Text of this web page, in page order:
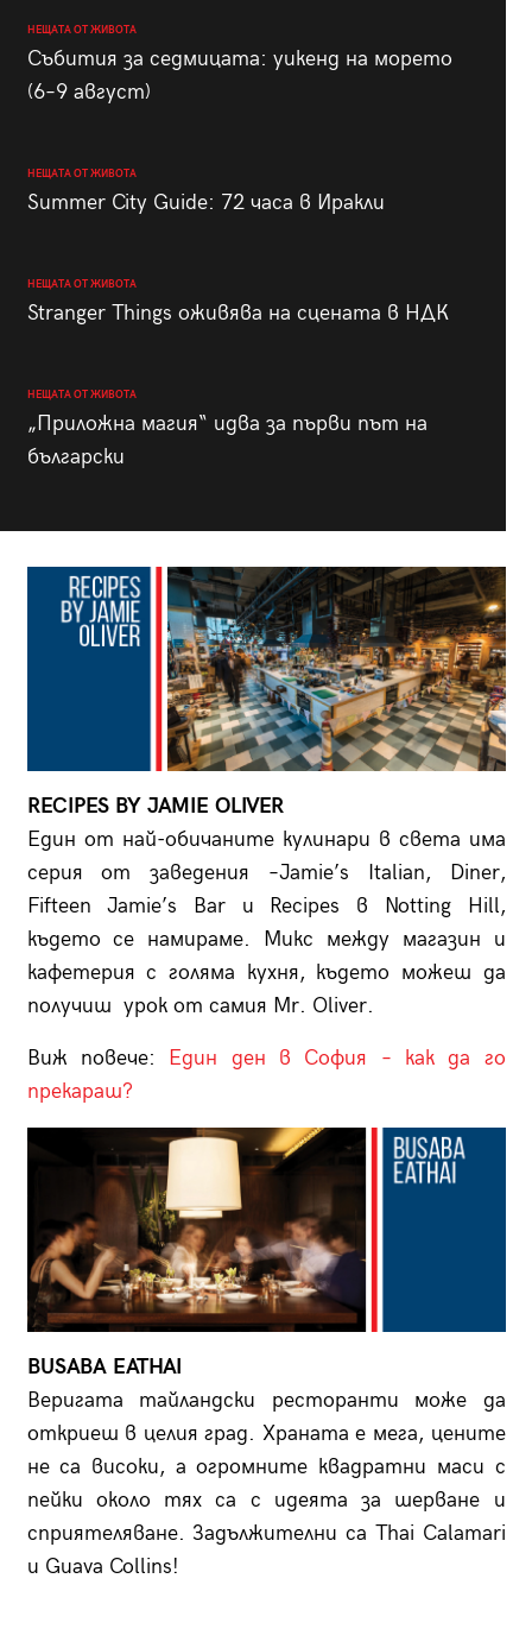
НЕЩАТА ОТ ЖИВОТА
Събития за седмицата: уикенд на морето
(6–9 август)
НЕЩАТА ОТ ЖИВОТА
Summer City Guide: 72 часа в Иракли
НЕЩАТА ОТ ЖИВОТА
Stranger Things оживява на сцената в НДК
НЕЩАТА ОТ ЖИВОТА
„Приложна магия“ идва за първи път на
български
RECIPES BY JAMIE OLIVER
Един от най-обичаните кулинари в света има
серия от заведения –Jamie’s Italian, Diner,
Fifteen Jamie’s Bar и Recipes в Notting Hill,
където се намираме. Микс между магазин и
кафетерия с голяма кухня, където можеш да
получиш урок от самия Mr. Oliver.
Виж повече:
Един ден в София – как да го
прекараш?
BUSABA EATHAI
Веригата тайландски ресторанти може да
откриеш в целия град. Храната е мега, цените
нe са високи, а огромните квадратни маси с
пейки около тях са с идеята за шерване и
сприятеляване. Задължителни са Thai Calamari
и Guava Collins!